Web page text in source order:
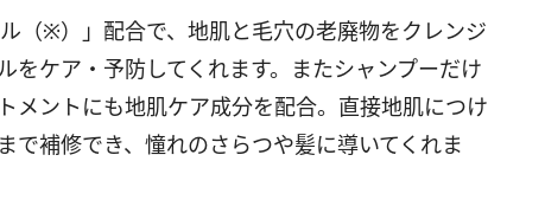
（※）」配合で、地肌と毛穴の老廃物をクレンジ
をケア・予防してくれます。またシャンプーだけ
メントにも地肌ケア成分を配合。直接地肌につけ
で補修でき、憧れのさらつや髪に導いてくれま